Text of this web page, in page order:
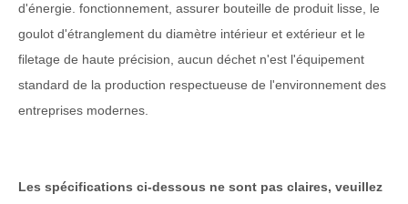
d'énergie. fonctionnement, assurer bouteille de produit lisse, le
goulot d'étranglement du diamètre intérieur et extérieur et le
filetage de haute précision, aucun déchet n'est l'équipement
standard de la production respectueuse de l'environnement des
entreprises modernes.
Les spécifications ci-dessous ne sont pas claires, veuillez